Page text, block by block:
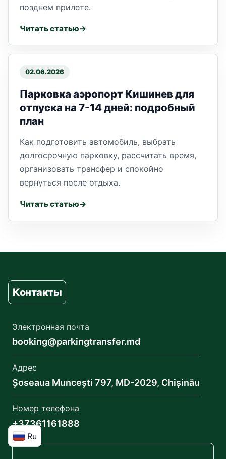
позднем прилете.
Читать статью
02.06.2026
Парковка аэропорт Кишинев для
отпуска на 7-14 дней: подробный
план
Как подготовить автомобиль, выбрать
долгосрочную парковку, рассчитать время,
организовать трансфер и спокойно
вернуться после отдыха.
Читать статью
Ru
Контакты
Электронная почта
booking@parkingtransfer.md
Адрес
Șoseaua Muncești 797, MD-2029, Chișinău
Номер телефона
+37361161888